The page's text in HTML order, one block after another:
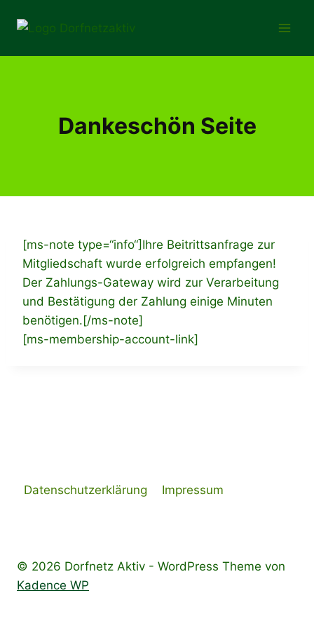
Inhalt
Dankeschön Seite
[ms-note type=“info“]Ihre Beitrittsanfrage zur
Mitgliedschaft wurde erfolgreich empfangen!
Der Zahlungs-Gateway wird zur Verarbeitung
und Bestätigung der Zahlung einige Minuten
benötigen.[/ms-note]
[ms-membership-account-link]
Datenschutz­erklärung Impressum
© 2026 Dorfnetz Aktiv - WordPress Theme von
Kadence WP